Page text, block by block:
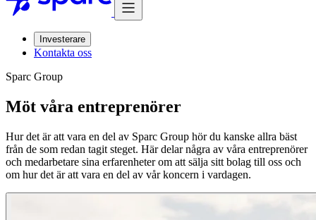
Investerare
Kontakta oss
Sparc Group
Möt våra entreprenörer
Hur det är att vara en del av Sparc Group hör du kanske allra bäst
från de som redan tagit steget. Här delar några av våra entreprenörer
och medarbetare sina erfarenheter om att sälja sitt bolag till oss och
om hur det är att vara en del av vår koncern i vardagen.